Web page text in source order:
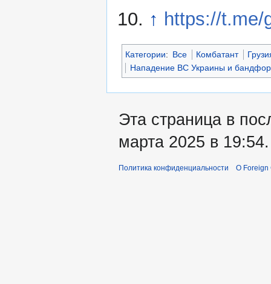
↑ https://t.me/
Категории: Все Комбатант
Нападение ВС Украины и
Эта страница в
марта 2025 в 19:54.
Политика конфиденциальности О Foreign